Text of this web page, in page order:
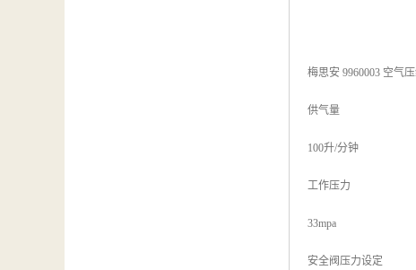
梅思安 9960003 空气
供气量
100升/分钟
工作压力
33mpa
安全阀压力设定